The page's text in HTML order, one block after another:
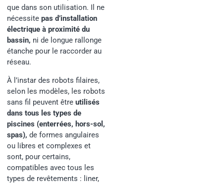
que dans son utilisation. Il ne
nécessite pas d’installation
électrique à proximité du
bassin, ni de longue rallonge
étanche pour le raccorder au
réseau.
À l’instar des robots filaires,
selon les modèles, les robots
sans fil peuvent être utilisés
dans tous les types de
piscines (enterrées, hors-sol,
spas), de formes angulaires
ou libres et complexes et
sont, pour certains,
compatibles avec tous les
types de revêtements : liner,